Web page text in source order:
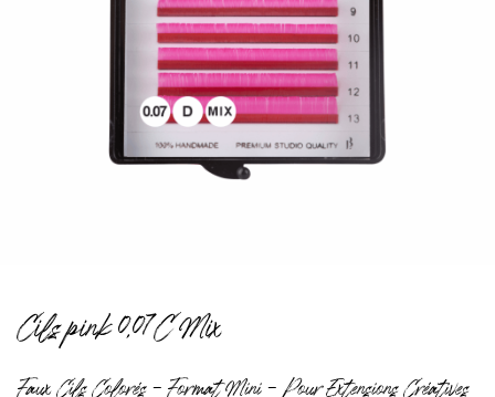
Cils pink 0,07C Mix
Faux Cils Colorés – Format Mini – Pour Extensions Créatives